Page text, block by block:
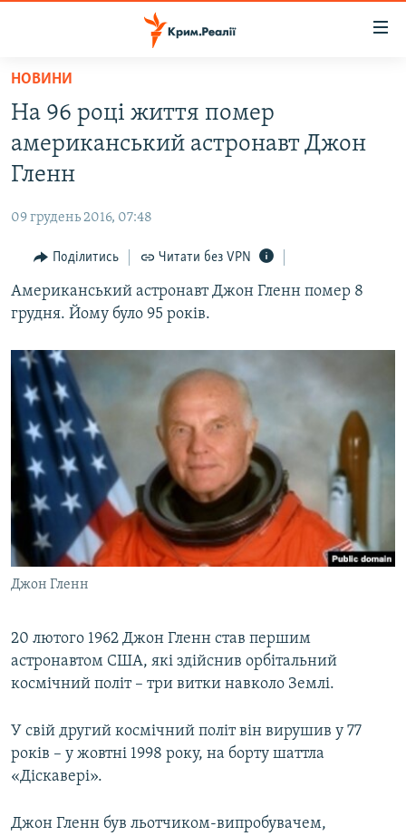
Перейти
основного
матеріалу
Перейти
до
основної
навігації
Перейти
пошуку
ВОДА.КРИМ
ВІДЕО ТА ФОТО
БЛОГИ
ПОГЛЯД
ІНТЕРВ'Ю
ВСЕ ЗА ДЕНЬ
СПЕЦПРОЕКТИ
ДЕПОРТАЦІЯ
ВІДЕОУРОКИ «ELIFBE»
СВІДЧЕННЯ ОКУПАЦІЇ
УКРАЇНСЬКА ПРОБЛЕМА КРИМУ
ІНФОГРАФІКА
ЯК ОБІЙТИ БЛОКУВАННЯ
Русский
Qırımtatar
ДОЛУЧАЙСЯ!
НОВИНИ
На 96 році життя помер
американський астронавт Джон
Гленн
09 грудень 2016, 07:48
Поділитись Читати без VPN
Американський астронавт Джон Гленн помер 8
грудня. Йому було 95 років.
Джон Гленн
20 лютого 1962 Джон Гленн став першим
астронавтом США, які здійснив орбітальний
космічний політ – три витки навколо Землі.
У свій другий космічний політ він вирушив у 77
років – у жовтні 1998 року, на борту шаттла
«Діскавері».
Джон Гленн був льотчиком-випробувачем,